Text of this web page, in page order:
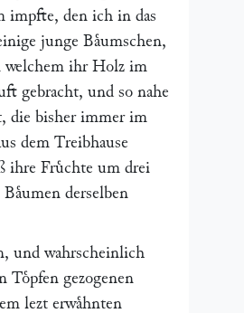
impfte, den ich in das
junge Baͤumschen,
welchem ihr Holz im
gebracht, und so nahe
die bisher immer im
dem Treibhause
ihre Fruͤchte um drei
derselben
und wahrscheinlich
Toͤpfen gezogenen
lezt erwaͤhnten